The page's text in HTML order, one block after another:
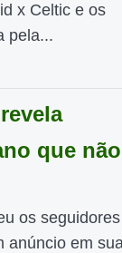
x Celtic e os
pela...
que não
os seguidores
anúncio em